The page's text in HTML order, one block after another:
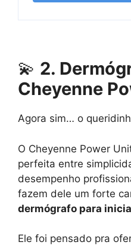
💫 2.
Cheyenne
Agora sim… o
O Cheyenne Power
perfeita entre
desempenho
fazem dele um forte
dermógrafo para
Ele foi pensado pra